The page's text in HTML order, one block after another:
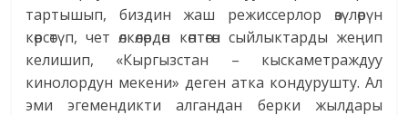
тартышып, биздин жаш режиссерлор өзүлөрүн
көрсөтүп, чет өлкөлөрдөн көптөгөн сыйлыктарды жеңип
келишип, «Кыргызстан – кыскаметраждуу
кинолордун мекени» деген атка кондурушту. Ал
эми эгемендикти алгандан берки жылдары